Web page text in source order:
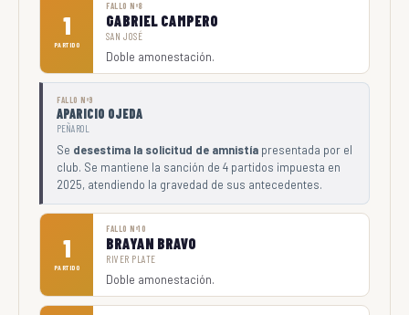
1
PARTIDO
FALLO Nº8
GABRIEL CAMPERO
SAN JOSÉ
Doble amonestación.
FALLO Nº9
APARICIO OJEDA
PEÑAROL
Se desestima la solicitud de amnistía presentada por el
club. Se mantiene la sanción de 4 partidos impuesta en
2025, atendiendo la gravedad de sus antecedentes.
1
PARTIDO
FALLO Nº10
BRAYAN BRAVO
RIVER PLATE
Doble amonestación.